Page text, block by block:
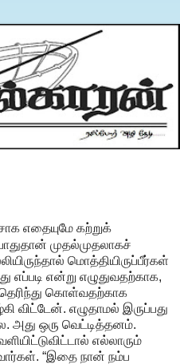
எதையுமே கற்றுக்
முதல்முதலாகச்
மொத்தியிருப்பீர்கள்
எப்படி என்று எழுதுவதற்காக,
தெரிந்து கொள்வதற்காக
விட்டேன். எழுதாமல் இருப்பது
அது ஒரு வெட்டித்தனம்.
எல்லாரும்
“இதை நான் நம்ப